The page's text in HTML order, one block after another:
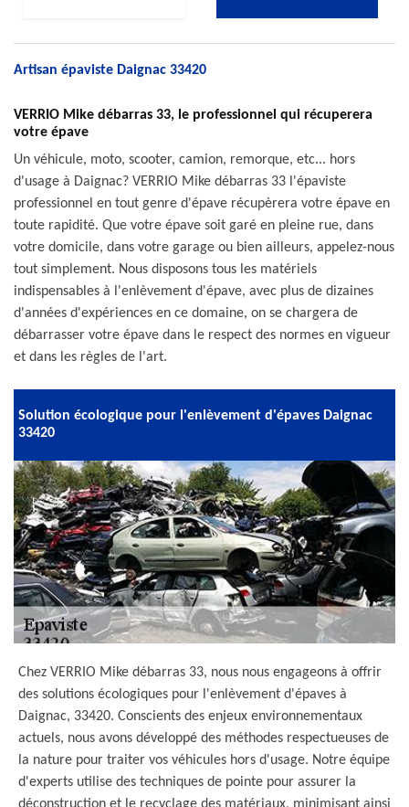
Artisan épaviste Daignac 33420
VERRIO Mike débarras 33, le professionnel qui récuperera
votre épave
Un véhicule, moto, scooter, camion, remorque, etc... hors
d'usage à Daignac? VERRIO Mike débarras 33 l'épaviste
professionnel en tout genre d'épave récupèrera votre épave en
toute rapidité. Que votre épave soit garé en pleine rue, dans
votre domicile, dans votre garage ou bien ailleurs, appelez-nous
tout simplement. Nous disposons tous les matériels
indispensables à l'enlèvement d'épave, avec plus de dizaines
d'années d'expériences en ce domaine, on se chargera de
débarrasser votre épave dans le respect des normes en vigueur
et dans les règles de l'art.
Solution écologique pour l'enlèvement d'épaves Daignac
33420
Chez VERRIO Mike débarras 33, nous nous engageons à offrir
des solutions écologiques pour l'enlèvement d'épaves à
Daignac, 33420. Conscients des enjeux environnementaux
actuels, nous avons développé des méthodes respectueuses de
la nature pour traiter vos véhicules hors d'usage. Notre équipe
d'experts utilise des techniques de pointe pour assurer la